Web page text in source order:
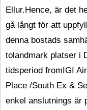
Ellur.Hence, är det
gå långt för att
denna bostads
tolandmark platser i
tidsperiod fromIGI
Place /South Ex &
enkel anslutnings är